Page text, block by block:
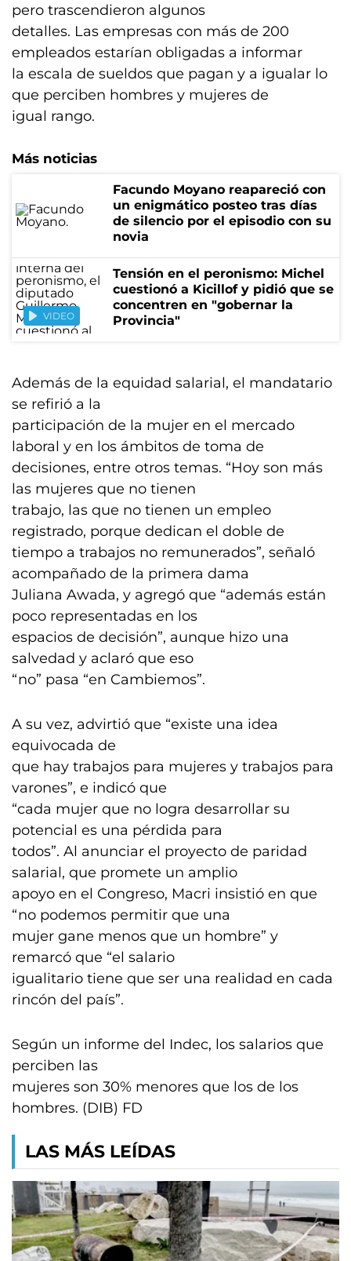
pero trascendieron algunos
detalles. Las empresas con más de 200
empleados estarían obligadas a informar
la escala de sueldos que pagan y a igualar lo
que perciben hombres y mujeres de
igual rango.
Más noticias
Facundo Moyano reapareció con
un enigmático posteo tras días
de silencio por el episodio con su
novia
VIDEO
Tensión en el peronismo: Michel
cuestionó a Kicillof y pidió que se
concentren en "gobernar la
Provincia"
Además de la equidad salarial, el mandatario
se refirió a la
participación de la mujer en el mercado
laboral y en los ámbitos de toma de
decisiones, entre otros temas. “Hoy son más
las mujeres que no tienen
trabajo, las que no tienen un empleo
registrado, porque dedican el doble de
tiempo a trabajos no remunerados”, señaló
acompañado de la primera dama
Juliana Awada, y agregó que “además están
poco representadas en los
espacios de decisión”, aunque hizo una
salvedad y aclaró que eso
“no” pasa “en Cambiemos”.
A su vez, advirtió que “existe una idea
equivocada de
que hay trabajos para mujeres y trabajos para
varones”, e indicó que
“cada mujer que no logra desarrollar su
potencial es una pérdida para
todos”. Al anunciar el proyecto de paridad
salarial, que promete un amplio
apoyo en el Congreso, Macri insistió en que
“no podemos permitir que una
mujer gane menos que un hombre” y
remarcó que “el salario
igualitario tiene que ser una realidad en cada
rincón del país”.
Según un informe del Indec, los salarios que
perciben las
mujeres son 30% menores que los de los
hombres. (DIB) FD
LAS MÁS LEÍDAS